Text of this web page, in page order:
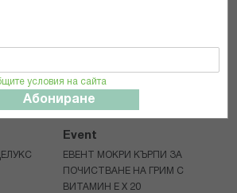
условия на сайта
Абониране
Event
ЕВЕНТ МОКРИ КЪРПИ ЗА
ПОЧИСТВАНЕ НА ГРИМ С
ВИТАМИН Е Х 20